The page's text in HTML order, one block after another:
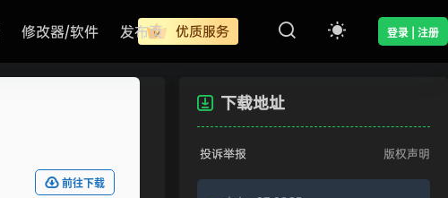
优质服务 登录 | 注册
修改器/软件 发布页
前往下载
下载地址
投诉举报 版权声明